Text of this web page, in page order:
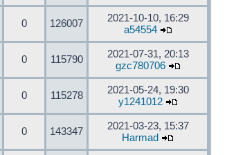
0 126007
2021-10-10, 16:29
a54554
0 115790
2021-07-31, 20:13
gzc780706
0 115278
2021-05-24, 19:30
y1241012
0 143347
2021-03-23, 15:37
Harmad